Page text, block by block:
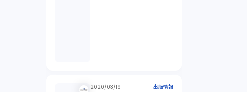
2020/03/19 出版情報